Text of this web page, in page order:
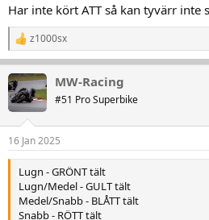
Har inte kört ATT så kan tyvärr inte
R
e
a
k
t
i
e
r
z1000sx
MW-Racing
#51 Pro Superbike
16 Jan 2025
Lugn - GRÖNT tält
Lugn/Medel - GULT tält
Medel/Snabb - BLÅTT tält
Snabb - RÖTT tält